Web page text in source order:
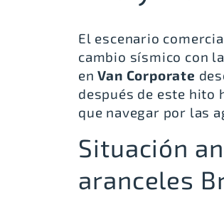
El escenario
cambio sísmico con
enVan Corporate
después de este hito
que navegar por las
Situación
aranceles